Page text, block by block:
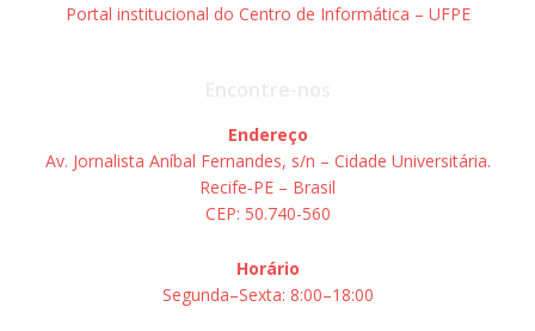
Portal institucional do Centro de Informática – UFPE
Endereço
Av. Jornalista Aníbal Fernandes, s/n – Cidade Universitária.
Recife-PE – Brasil
CEP: 50.740-560
Horário
Segunda–Sexta: 8:00–18:00